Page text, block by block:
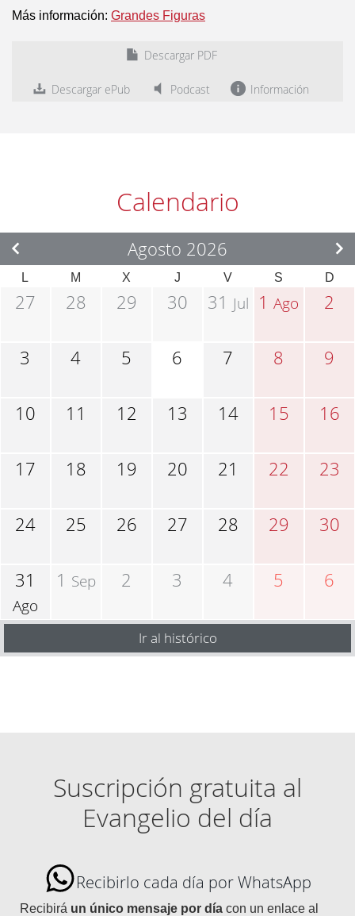
Más información: Grandes Figuras
Descargar PDF
Descargar ePub Podcast Información
Calendario
Agosto 2026
L M X J V S D
27 28 29 30 31 Jul 1Ago 2
3 4 5 6 7 8 9
10 11 12 13 14 15 16
17 18 19 20 21 22 23
24 25 26 27 28 29 30
31
Ago
1 Sep 2 3 4 5 6
Ir al histórico
Suscripción gratuita al
Evangelio del día
Recibirlo cada día por WhatsApp
Recibirá un único mensaje por día con un enlace al